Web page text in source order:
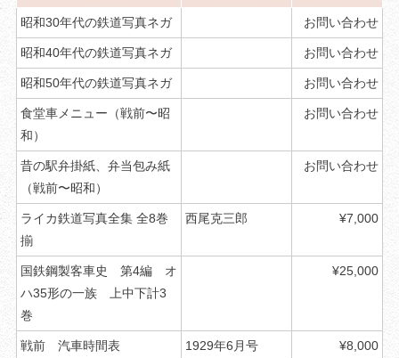
昭和30年代の鉄道写真ネガ お問い合わせ
昭和40年代の鉄道写真ネガ お問い合わせ
昭和50年代の鉄道写真ネガ お問い合わせ
食堂車メニュー（戦前〜昭
和）
お問い合わせ
昔の駅弁掛紙、弁当包み紙
（戦前〜昭和）
お問い合わせ
ライカ鉄道写真全集 全8巻
揃
西尾克三郎 ¥7,000
国鉄鋼製客車史 第4編 オ
ハ35形の一族 上中下計3
巻
¥25,000
戦前 汽車時間表 1929年6月号 ¥8,000